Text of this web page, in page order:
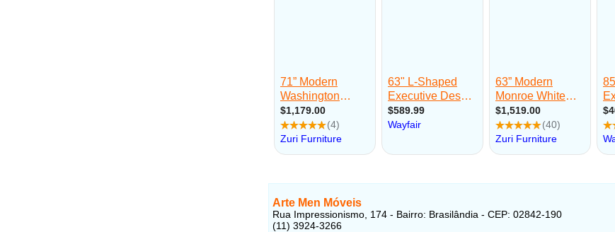
Arte Men Móveis
Rua Impressionismo, 174 - Bairro: Brasilândia - CEP: 02842-190
(11) 3924-3266